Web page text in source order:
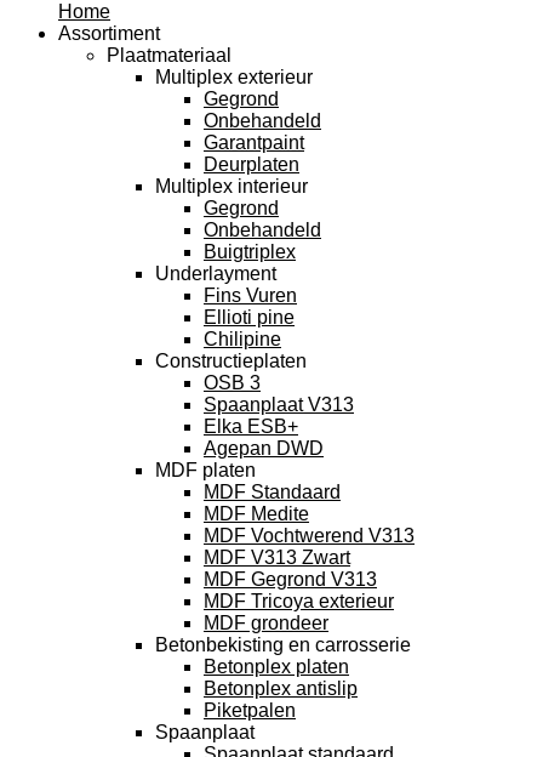
Home
Assortiment
Plaatmateriaal
Multiplex exterieur
Gegrond
Onbehandeld
Garantpaint
Deurplaten
Multiplex interieur
Gegrond
Onbehandeld
Buigtriplex
Underlayment
Fins Vuren
Ellioti pine
Chilipine
Constructieplaten
OSB 3
Spaanplaat V313
Elka ESB+
Agepan DWD
MDF platen
MDF Standaard
MDF Medite
MDF Vochtwerend V313
MDF V313 Zwart
MDF Gegrond V313
MDF Tricoya exterieur
MDF grondeer
Betonbekisting en carrosserie
Betonplex platen
Betonplex antislip
Piketpalen
Spaanplaat